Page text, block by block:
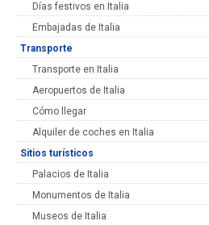
Días festivos en Italia
Embajadas de Italia
Transporte
Transporte en Italia
Aeropuertos de Italia
Cómo llegar
Alquiler de coches en Italia
Sitios turísticos
Palacios de Italia
Monumentos de Italia
Museos de Italia